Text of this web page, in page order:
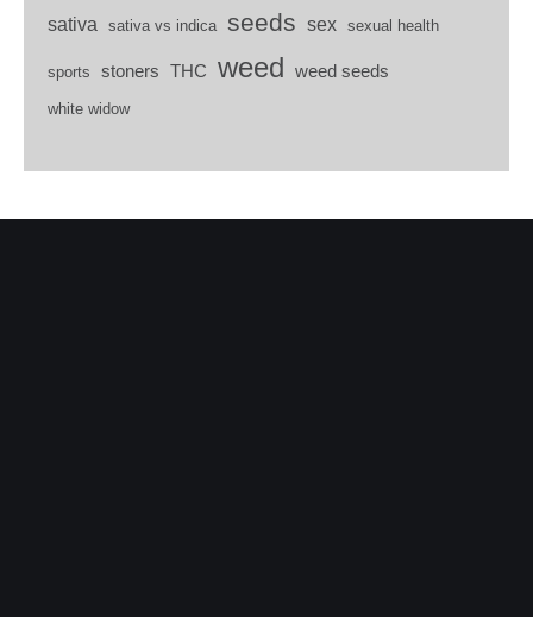
sativa sativa vs indica seeds sex sexual health
sports stoners THC weed weed seeds
white widow